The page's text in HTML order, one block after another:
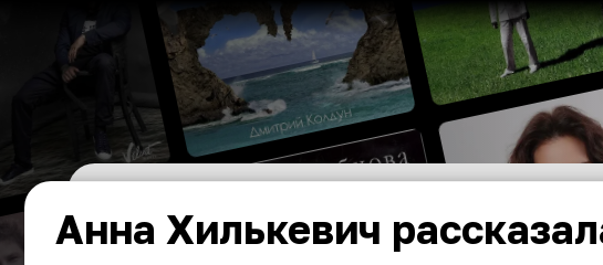
Анна Хилькевич